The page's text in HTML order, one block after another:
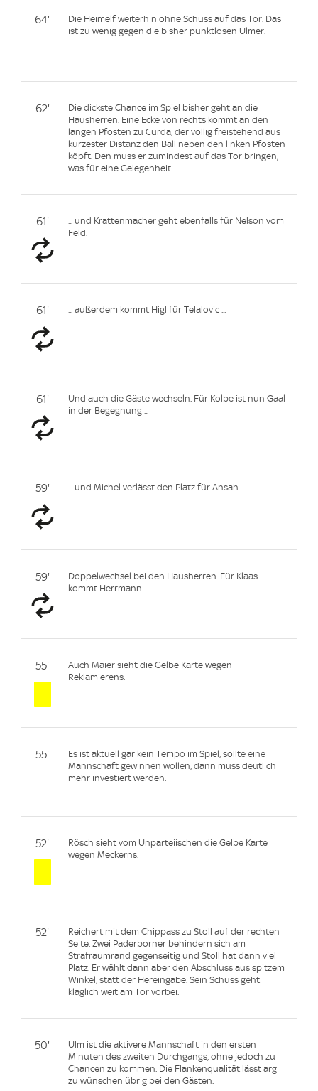
64'
Die Heimelf weiterhin ohne Schuss auf das Tor. Das
ist zu wenig gegen die bisher punktlosen Ulmer.
62'
Die dickste Chance im Spiel bisher geht an die
Hausherren. Eine Ecke von rechts kommt an den
langen Pfosten zu Curda, der völlig freistehend aus
kürzester Distanz den Ball neben den linken Pfosten
köpft. Den muss er zumindest auf das Tor bringen,
was für eine Gelegenheit.
61'
... und Krattenmacher geht ebenfalls für Nelson vom
Feld.
61' ... außerdem kommt Higl für Telalovic ...
61'
Und auch die Gäste wechseln. Für Kolbe ist nun Gaal
in der Begegnung ...
59' ... und Michel verlässt den Platz für Ansah.
59'
Doppelwechsel bei den Hausherren. Für Klaas
kommt Herrmann ...
55'
Auch Maier sieht die Gelbe Karte wegen
Reklamierens.
55'
Es ist aktuell gar kein Tempo im Spiel, sollte eine
Mannschaft gewinnen wollen, dann muss deutlich
mehr investiert werden.
52'
Rösch sieht vom Unparteiischen die Gelbe Karte
wegen Meckerns.
52'
Reichert mit dem Chippass zu Stoll auf der rechten
Seite. Zwei Paderborner behindern sich am
Strafraumrand gegenseitig und Stoll hat dann viel
Platz. Er wählt dann aber den Abschluss aus spitzem
Winkel, statt der Hereingabe. Sein Schuss geht
kläglich weit am Tor vorbei.
50'
Ulm ist die aktivere Mannschaft in den ersten
Minuten des zweiten Durchgangs, ohne jedoch zu
Chancen zu kommen. Die Flankenqualität lässt arg
zu wünschen übrig bei den Gästen.